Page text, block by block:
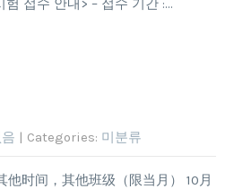
| Categories: 미분류
他时间，其他班级（限当月） 10月